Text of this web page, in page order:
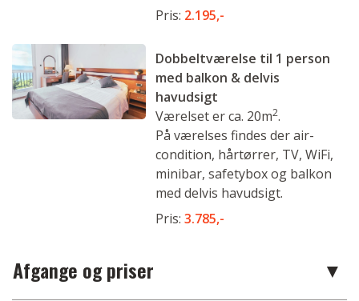
Pris: 2.195,-
Dobbeltværelse til 1 person
med balkon & delvis
havudsigt
Værelset er ca. 20m2.
På værelses findes der air-
condition, hårtørrer, TV, WiFi,
minibar, safetybox og balkon
med delvis havudsigt.
Pris:3.785,-
Afgange og priser